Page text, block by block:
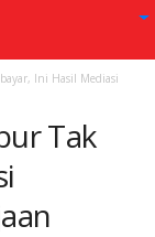
Ini Hasil Mediasi
Tak